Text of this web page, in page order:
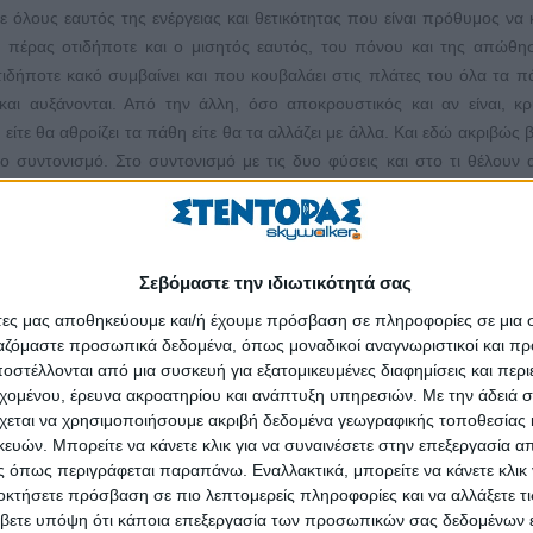
Σεβόμαστε την ιδιωτικότητά σας
μας αποθηκεύουμε και/ή έχουμε πρόσβαση σε πληροφορίες σε
προσωπικά δεδομένα, όπως μοναδικοί αναγνωριστικοί και
από μια συσκευή για εξατομικευμένες διαφημίσεις και
έρευνα ακροατηρίου και ανάπτυξη υπηρεσιών. Με την άδειά
να χρησιμοποιήσουμε ακριβή δεδομένα γεωγραφικής τοποθεσίας
Μπορείτε να κάνετε κλικ για να συναινέσετε στην επεξεργασία
περιγράφεται παραπάνω. Εναλλακτικά, μπορείτε να κάνετε κλικ
πρόσβαση σε πιο λεπτομερείς πληροφορίες και να αλλάξετε
υπόψη ότι κάποια επεξεργασία των προσωπικών σας δεδομένων
όλους εαυτός της ενέργειας και θετικότητας που είναι πρόθυμος να
πέρας οτιδήποτε και ο μισητός εαυτός, του πόνου και της
κακό συμβαίνει και που κουβαλάει στις πλάτες του όλα τα
αυξάνονται. Από την άλλη, όσο αποκρουστικός και αν είναι,
είτε θα αθροίζει τα πάθη είτε θα τα αλλάζει με άλλα. Και εδώ ακριβώς
Στο συντονισμό με τις δυο φύσεις και στο τι θέλουν
πλευρά του εαυτού.
όσους βρίσκονται σε αναζήτηση εργασίας.
μιας μετάβασης, μιας αστάθειας και ταυτόχρονα μιας
της αδράνειας. Είναι μετάβαση από την άνετη και βολεμένη
και αν τυγχάνεις ανήσυχου πνεύματος ακόμα χειρότερα. Τότε η